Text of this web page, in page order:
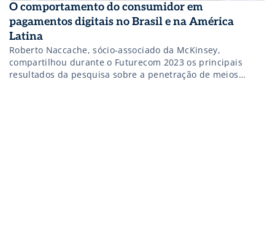
O comportamento do consumidor em
pagamentos digitais no Brasil e na América
Latina
Roberto Naccache, sócio-associado da McKinsey,
compartilhou durante o Futurecom 2023 os principais
resultados da pesquisa sobre a penetração de meios